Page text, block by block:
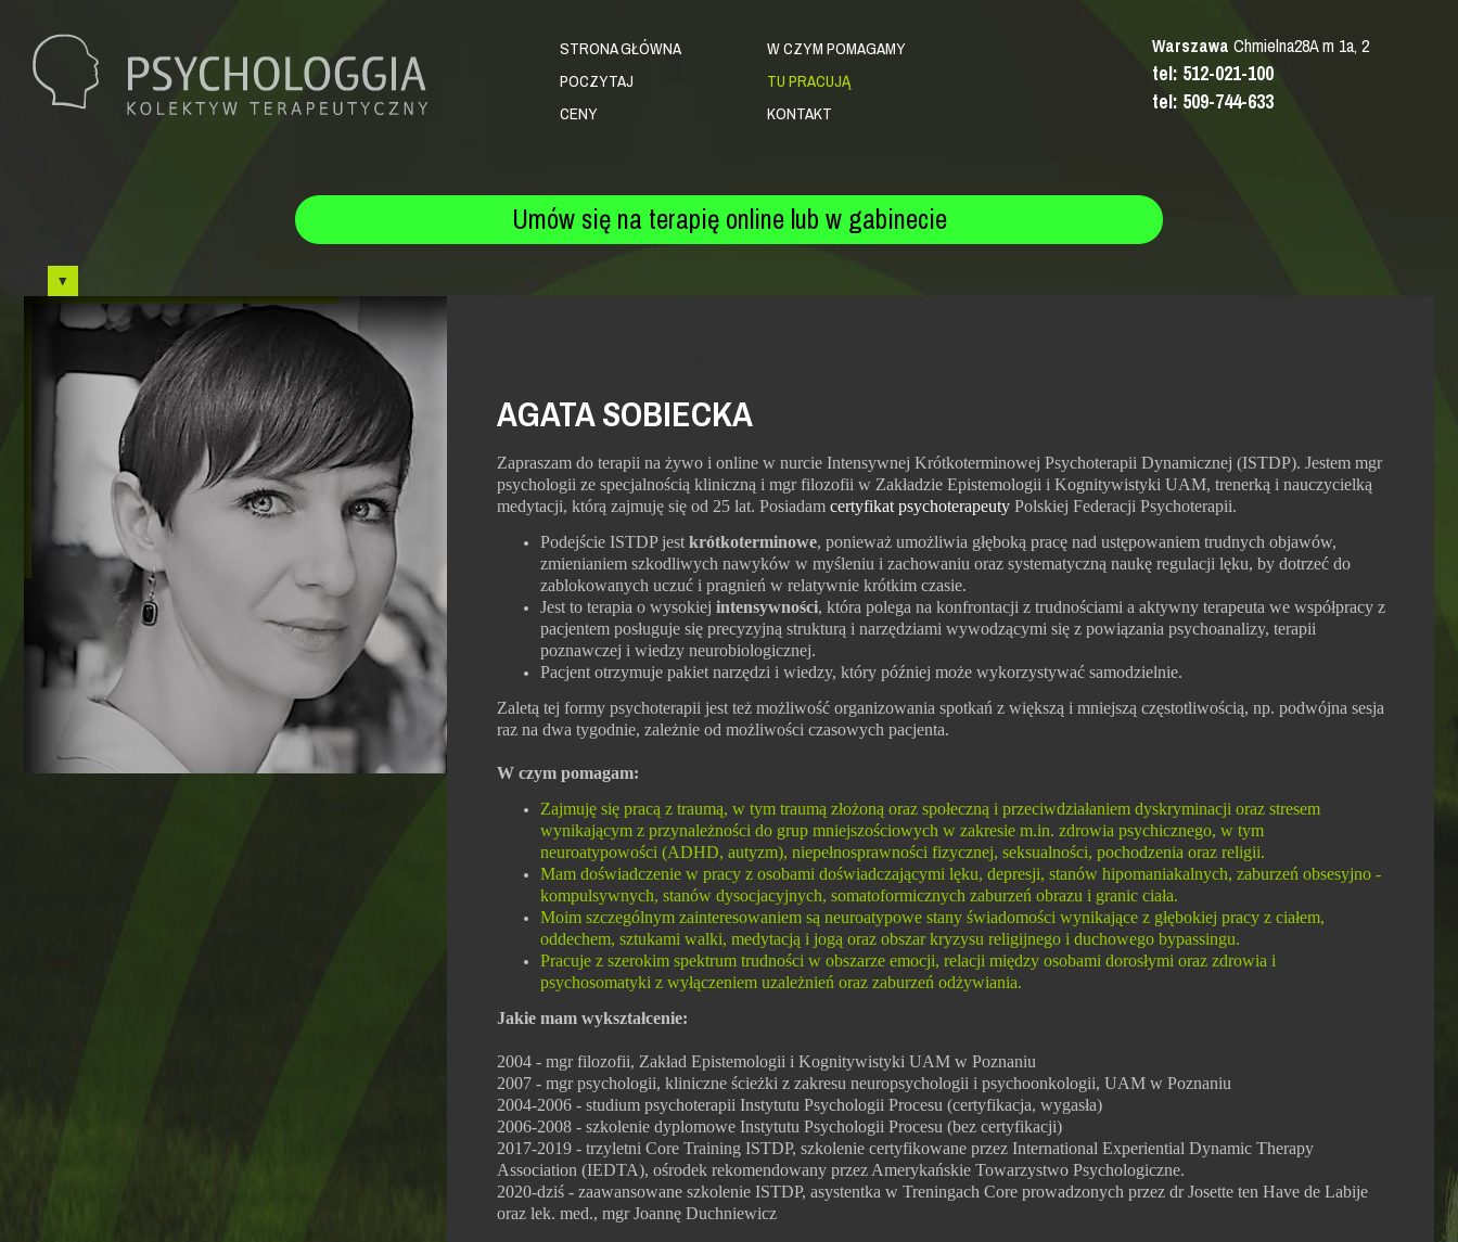
STRONA GŁÓWNA
W CZYM POMAGAMY
POCZYTAJ
TU PRACUJĄ
CENY
KONTAKT
Warszawa Chmielna28A m 1a, 2
tel: 512-021-100
tel: 509-744-633
Umów się na terapię online lub w gabinecie
Agata
Sobiecka
AGATA SOBIECKA
Zapraszam do terapii na żywo i online w nurcie Intensywnej Krótkoterminowej Psychoterapii Dynamicznej (ISTDP). Jestem mgr
psychologii ze specjalnością kliniczną i mgr filozofii w Zakładzie Epistemologii i Kognitywistyki UAM, trenerką i nauczycielką
medytacji, którą zajmuję się od 25 lat. Posiadam certyfikat psychoterapeuty Polskiej Federacji Psychoterapii.
Podejście ISTDP jest krótkoterminowe, ponieważ umożliwia głęboką pracę nad ustępowaniem trudnych objawów,
zmienianiem szkodliwych nawyków w myśleniu i zachowaniu oraz systematyczną naukę regulacji lęku, by dotrzeć do
zablokowanych uczuć i pragnień w relatywnie krótkim czasie.
Jest to terapia o wysokiej intensywności, która polega na konfrontacji z trudnościami a aktywny terapeuta we współpracy z
pacjentem posługuje się precyzyjną strukturą i narzędziami wywodzącymi się z powiązania psychoanalizy, terapii
poznawczej i wiedzy neurobiologicznej.
Pacjent otrzymuje pakiet narzędzi i wiedzy, który później może wykorzystywać samodzielnie.
Zaletą tej formy psychoterapii jest też możliwość organizowania spotkań z większą i mniejszą częstotliwością, np. podwójna sesja
raz na dwa tygodnie, zależnie od możliwości czasowych pacjenta.
W czym pomagam:
Zajmuję się pracą z traumą, w tym traumą złożoną oraz społeczną i przeciwdziałaniem dyskryminacji oraz stresem
wynikającym z przynależności do grup mniejszościowych w zakresie m.in. zdrowia psychicznego, w tym
neuroatypowości (ADHD, autyzm), niepełnosprawności fizycznej, seksualności, pochodzenia oraz religii.
Mam doświadczenie w pracy z osobami doświadczającymi lęku, depresji, stanów hipomaniakalnych, zaburzeń obsesyjno -
kompulsywnych, stanów dysocjacyjnych, somatoformicznych zaburzeń obrazu i granic ciała.
Moim szczególnym zainteresowaniem są neuroatypowe stany świadomości wynikające z głębokiej pracy z ciałem,
oddechem, sztukami walki, medytacją i jogą oraz obszar kryzysu religijnego i duchowego bypassingu.
Pracuje z szerokim spektrum trudności w obszarze emocji, relacji między osobami dorosłymi oraz zdrowia i
psychosomatyki z wyłączeniem uzależnień oraz zaburzeń odżywiania.
Jakie mam wykształcenie:
2004 - mgr filozofii, Zakład Epistemologii i Kognitywistyki UAM w Poznaniu
2007 - mgr psychologii, kliniczne ścieżki z zakresu neuropsychologii i psychoonkologii, UAM w Poznaniu
2004-2006 - studium psychoterapii Instytutu Psychologii Procesu (certyfikacja, wygasła)
2006-2008 - szkolenie dyplomowe Instytutu Psychologii Procesu (bez certyfikacji)
2017-2019 - trzyletni Core Training ISTDP, szkolenie certyfikowane przez International Experiential Dynamic Therapy
Association (IEDTA), ośrodek rekomendowany przez Amerykańskie Towarzystwo Psychologiczne.
2020-dziś - zaawansowane szkolenie ISTDP, asystentka w Treningach Core prowadzonych przez dr Josette ten Have de Labije
oraz lek. med., mgr Joannę Duchniewicz